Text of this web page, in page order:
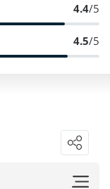
4.4/5
4.5/5